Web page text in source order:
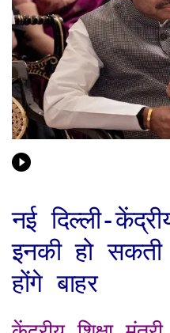
नई दिल्ली-
इनकी हो
होंगे बाहर